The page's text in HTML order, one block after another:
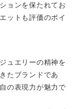
ョンを保たれてお
ットも評価のポイ
ュエリーの精神を
たブランドであ
の表現力が魅力で